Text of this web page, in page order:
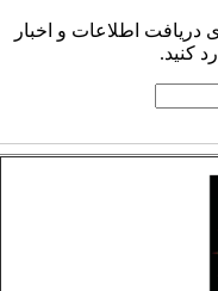
اطلاعات و اخبار
کنید.